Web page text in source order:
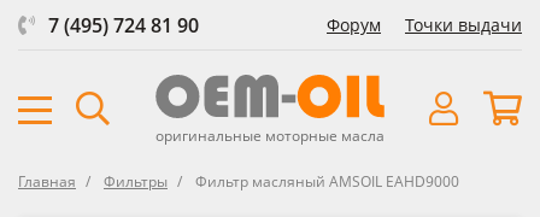
7 (495) 724 81 90 Форум Точки выдачи
оригинальные моторные масла
Главная Фильтры Фильтр масляный AMSOIL EAHD9000